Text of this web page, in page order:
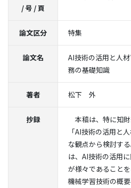
/ 号 / 頁
論文区分 特集
論文名
AI技術の活用と人
務の基礎知識
著者 松下 外
抄録
本稿は、特に知
「AI技術の活用と
な観点から検討す
は、AI技術の活用
が様々であること
機械学習技術の概